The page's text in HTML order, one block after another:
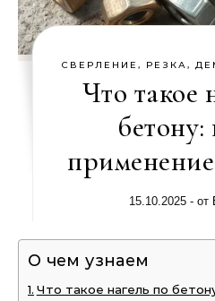
СВЕРЛЕНИЕ, РЕЗКА,
Что такое
15.10.2025 - от
О чем узнаем
Что такое нагель по